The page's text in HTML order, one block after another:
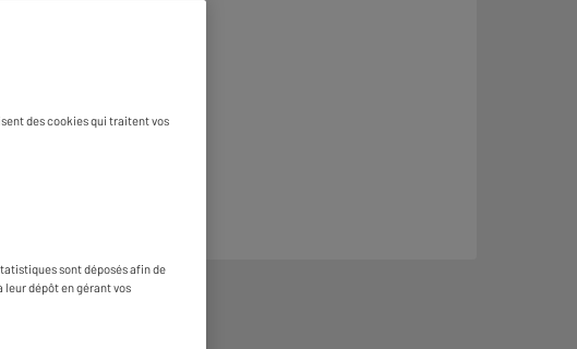
des cookies qui traitent vos
sont déposés afin de
leur dépôt en gérant vos